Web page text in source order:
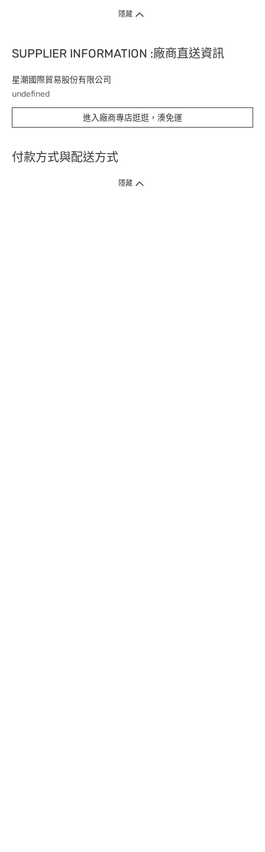
隱藏
SUPPLIER INFORMATION :廠商直送資訊
星潮國際貿易股份有限公司
undefined
進入廠商專店逛逛，湊免運
付款方式與配送方式
隱藏